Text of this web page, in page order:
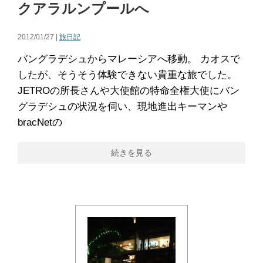
クアラルンプールへ
2012/01/27 | 旅日記
バングラデシュからマレーシアへ移動。 カオスで
したが、そうそう体験できない貴重な旅でした。
JETROの所長さんや大使館の特命全権大使にバン
グラデシュの状況を伺い、現地進出キーマンや
bracNetの
続きを見る